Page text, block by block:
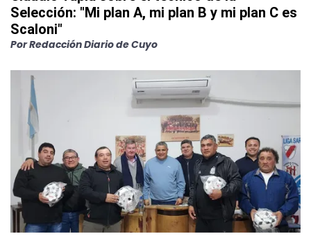
Selección: "Mi plan A, mi plan B y mi plan C es
Scaloni"
PorRedacción Diario de Cuyo